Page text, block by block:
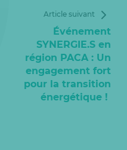
Article suivant
Événement
SYNERGIE.S en
région PACA : Un
engagement fort
pour la transition
énergétique !